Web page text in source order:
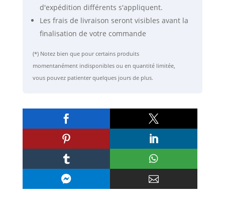
d'expédition différents s'appliquent.
Les frais de livraison seront visibles avant la
finalisation de votre commande
(*) Notez bien que pour certains produits
momentanément indisponibles ou en quantité limitée,
vous pouvez patienter quelques jours de plus.







